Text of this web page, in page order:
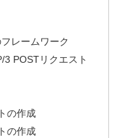
レームワーク
POSTリクエスト
の作成
の作成